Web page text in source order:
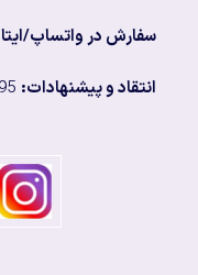
سفارش در واتساپ/ایتا
انتقاد و پیشنهادات: